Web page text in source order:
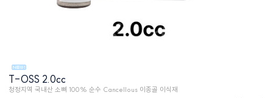
T-OSS 2.0cc
청정지역 국내산 소뼈 100% 순수 Cancellous 이종골 이식재